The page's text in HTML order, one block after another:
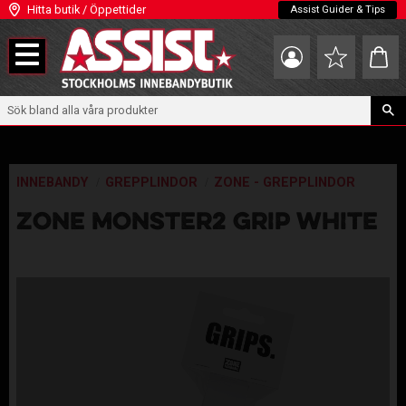
Meny
Hitta butik / Öppettider Assist Guider & Tips
Favoriter
INNEBANDY GREPPLINDOR ZONE - GREPPLINDOR
ZONE MONSTER2 GRIP WHITE